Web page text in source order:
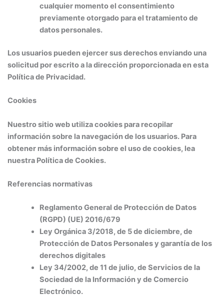
cualquier momento el consentimiento
previamente otorgado para el tratamiento de
datos personales.
Los usuarios pueden ejercer sus derechos enviando una
solicitud por escrito a la dirección proporcionada en esta
Política de Privacidad.
Cookies
Nuestro sitio web utiliza cookies para recopilar
información sobre la navegación de los usuarios. Para
obtener más información sobre el uso de cookies, lea
nuestra Política de Cookies.
Referencias normativas
Reglamento General de Protección de Datos
(RGPD) (UE) 2016/679
Ley Orgánica 3/2018, de 5 de diciembre, de
Protección de Datos Personales y garantía de los
derechos digitales
Ley 34/2002, de 11 de julio, de Servicios de la
Sociedad de la Información y de Comercio
Electrónico.